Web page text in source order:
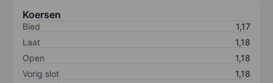
Koersen
Bied
1,17
Laat
1,18
Open
1,18
Vorig slot
1,18